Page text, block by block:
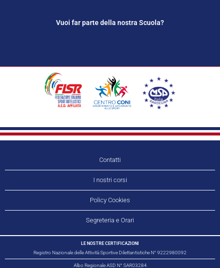
Vuoi far parte della nostra Scuola?
Contatti
I nostri corsi
Policy Cookies
Segreteria e Orari
LE NOSTRE CERTIFICAZIONI​
Registro Nazionale delle Attività Sportive Dilettantistiche N° 9222980092
Albo Regionale ASD N° SAR03284